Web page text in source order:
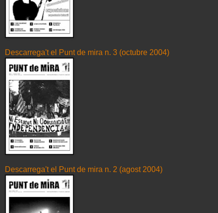
Descarrega't el Punt de mira n. 3 (octubre 2004)
Descarrega't el Punt de mira n. 2 (agost 2004)